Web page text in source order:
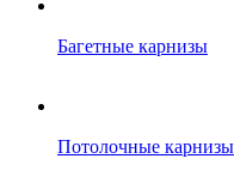
Багетные карнизы
Потолочные карнизы